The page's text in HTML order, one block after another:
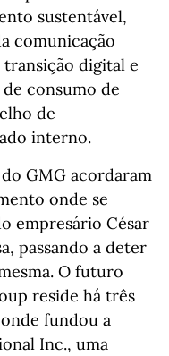
sustentável,
comunicação
transição digital e
consumo de
de
interno.
GMG acordaram
onde se
empresário César
passando a deter
O futuro
reside há três
fundou a
Inc., uma